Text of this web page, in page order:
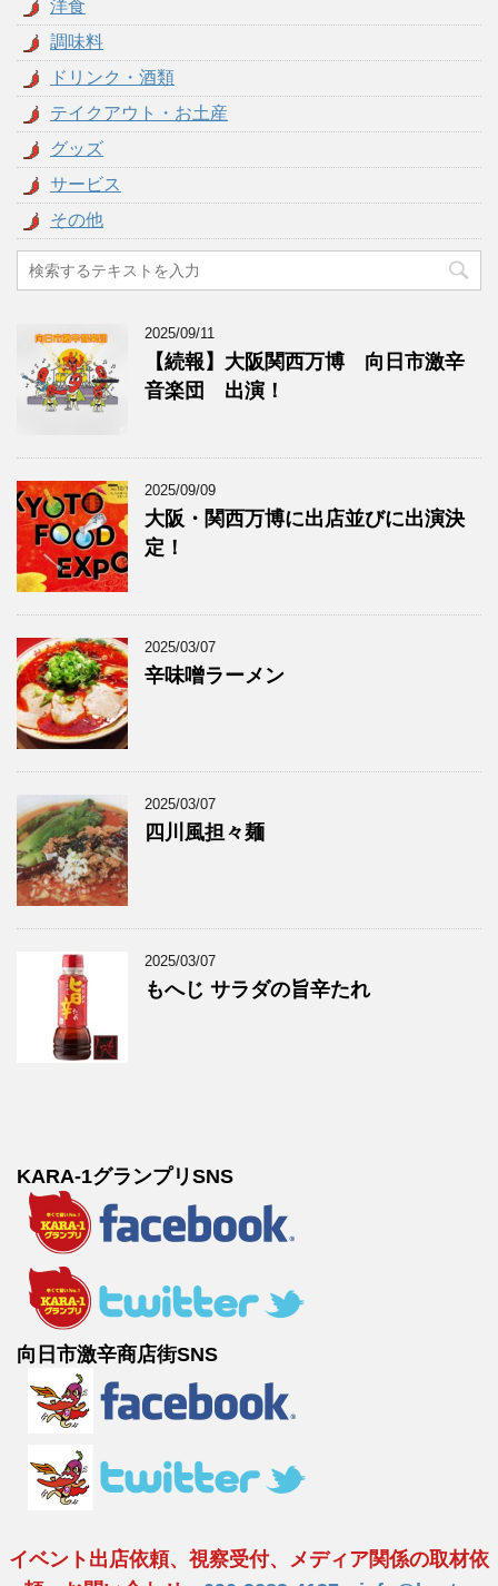
洋食
調味料
ドリンク・酒類
テイクアウト・お土産
グッズ
サービス
その他
2025/09/11
【続報】大阪関西万博 向日市激辛
音楽団 出演！
2025/09/09
大阪・関西万博に出店並びに出演決
定！
2025/03/07
辛味噌ラーメン
2025/03/07
四川風担々麺
2025/03/07
もへじ サラダの旨辛たれ
KARA-1グランプリSNS
向日市激辛商店街SNS
イベント出店依頼、視察受付、メディア関係の取材依